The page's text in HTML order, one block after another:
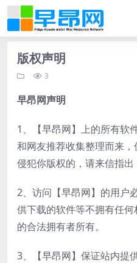
版权声明
3
早昂网声明
1、【早昂网】上的所有软
和网友推荐收集整理而来
侵犯你版权的，请来信指出
2、访问【早昂网】的用户
供下载的软件等不拥有任
的合法拥有者所有。
3、【早昂网】保证站内提